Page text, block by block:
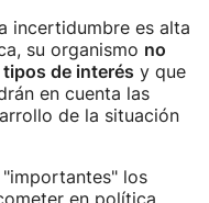
incertidumbre es alta
su organismo no
de interés y que
en cuenta las
de la situación
los
en política